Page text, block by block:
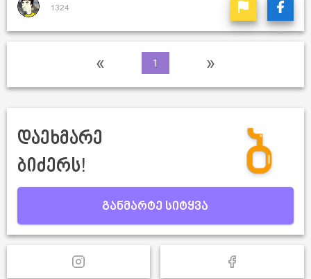
1324
« 1 »
დაეხმარე
ბიძერს!
განმარტე სიტყვა